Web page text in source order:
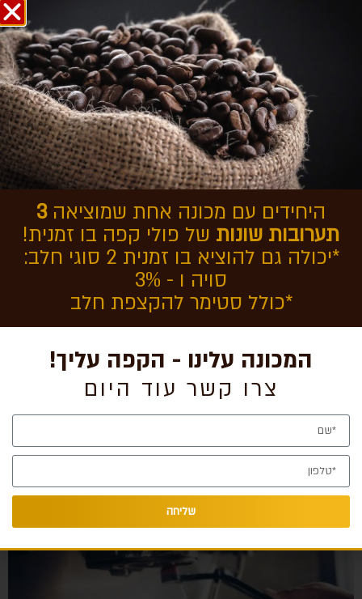
מדוע כדאי לבחור
במכונת קפה
אוטומטית למשרד
קרא לגמרי »
היחידים עם מכונה אחת שמוציאה3
תערובות שונות של פולי קפה בו זמנית!
*יכולה גם להוציא בו זמנית 2 סוגי חלב:
סויה ו - 3%
*כולל סטימר להקצפת חלב
המכונה עלינו - הקפה עליך!
צרו קשר עוד היום
שליחה